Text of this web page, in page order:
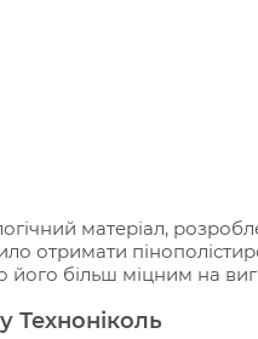
матеріал,
отримати
більш міцним на
Техноніколь